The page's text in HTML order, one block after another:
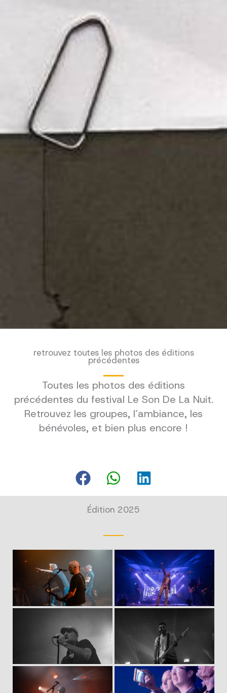
retrouvez toutes les photos des éditions
précédentes
Toutes les photos des éditions
précédentes du festival Le Son De La Nuit.
Retrouvez les groupes, l’ambiance, les
bénévoles, et bien plus encore !
Édition 2025